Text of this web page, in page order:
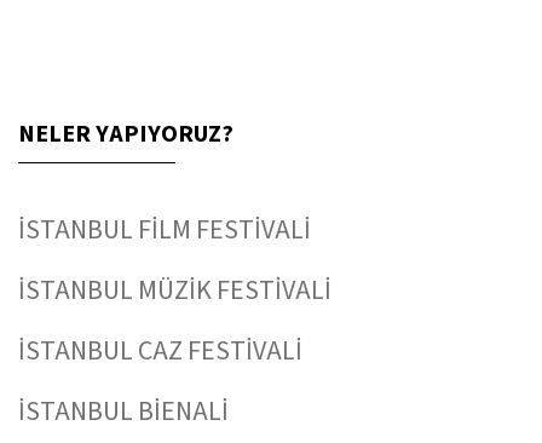
NELER YAPIYORUZ?
İSTANBUL FİLM FESTİVALİ
İSTANBUL MÜZİK FESTİVALİ
İSTANBUL CAZ FESTİVALİ
İSTANBUL BİENALİ